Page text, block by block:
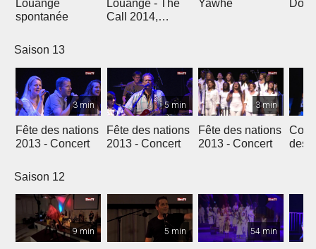
Louange
spontanée
Louange - The
Call 2014,
Yawhé
Saison 13
3 min
Fête des nations
2013 - Concert
5 min
Fête des nations
2013 - Concert
3 min
Fête des nations
2013 - Concert
des
Saison 12
9 min 5 min 54 min